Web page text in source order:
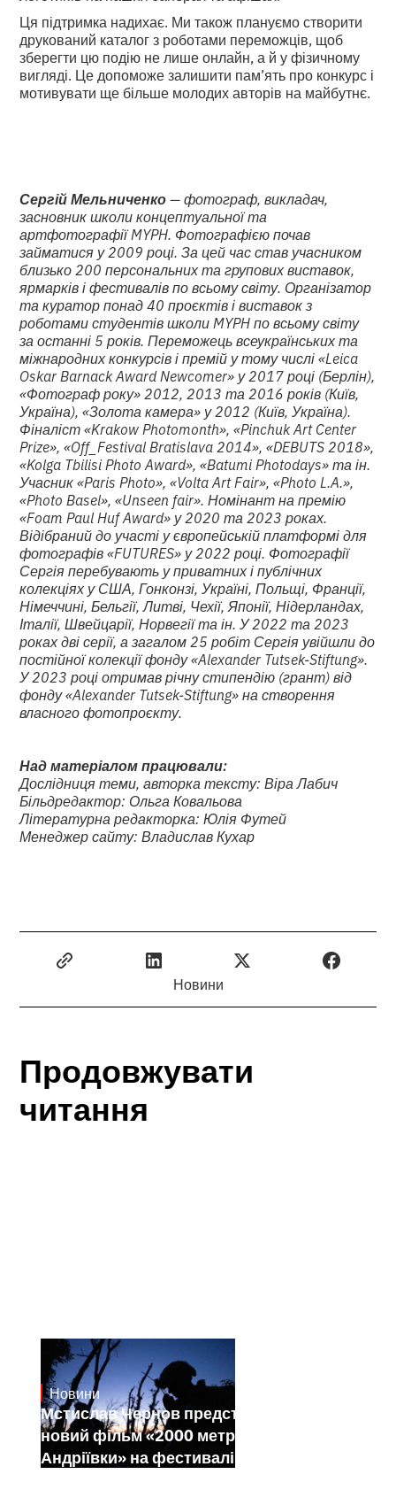
Ця підтримка надихає. Ми також плануємо створити
друкований каталог з роботами переможців, щоб
зберегти цю подію не лише онлайн, а й у фізичному
вигляді. Це допоможе залишити пам’ять про конкурс і
мотивувати ще більше молодих авторів на майбутнє.
Сергій Мельниченко— фотограф, викладач,
засновник школи концептуальної та
артфотографії MYPH. Фотографією почав
займатися у 2009 році. За цей час став учасником
близько 200 персональних та групових виставок,
ярмарків і фестивалів по всьому світу. Організатор
та куратор понад 40 проєктів і виставок з
роботами студентів школи MYPH по всьому світу
за останні 5 років. Переможець всеукраїнських та
міжнародних конкурсів і премій у тому числі «Leica
Oskar Barnack Award Newcomer» у 2017 році (Берлін),
«Фотограф року» 2012, 2013 та 2016 років (Київ,
Україна), «Золота камера» у 2012 (Київ, Україна).
Фіналіст «Krakow Photomonth», «Pinchuk Art Center
Prize», «Off_Festival Bratislava 2014», «DEBUTS 2018»,
«Kolga Tbilisi Photo Award», «Batumi Photodays» та ін.
Учасник «Paris Photo», «Volta Art Fair», «Photo L.A.»,
«Photo Basel», «Unseen fair». Номінант на премію
«Foam Paul Huf Award» у 2020 та 2023 роках.
Відібраний до участі у європейській платформі для
фотографів «FUTURES» у 2022 році. Фотографії
Сергія перебувають у приватних і публічних
колекціях у США, Гонконзі, Україні, Польщі, Франції,
Німеччині, Бельгії, Литві, Чехії, Японії, Нідерландах,
Італії, Швейцарії, Норвегії та ін. У 2022 та 2023
роках дві серії, а загалом 25 робіт Сергія увійшли до
постійної колекції фонду «Alexander Tutsek-Stiftung».
У 2023 році отримав річну стипендію (грант) від
фонду «Alexander Tutsek-Stiftung» на створення
власного фотопроєкту.
Над матеріалом працювали:
Дослідниця теми, авторка тексту: Віра Лабич
Більдредактор: Ольга Ковальова
Літературна редакторка: Юлія Футей
Менеджер сайту: Владислав Кухар
Новини
Продовжувати
читання
Новини
Мстислав Чернов представить свій
новий фільм «2000 метрів до
Андріївки» на фестивалі Sundance